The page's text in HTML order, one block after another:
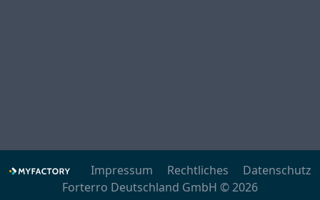
Impressum Rechtliches
Datenschutz
Forterro Deutschland GmbH © 2026